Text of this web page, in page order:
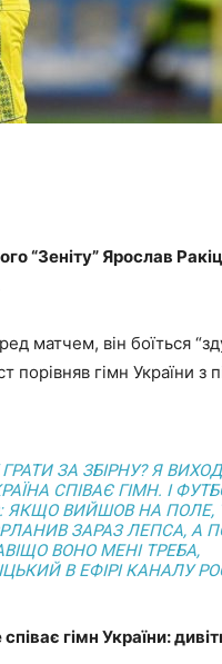
“Зеніту” Ярослав
матчем, він боїться
гімн України з
ЗА ЗБІРНУ? Я
СПІВАЄ ГІМН. І
ВИЙШОВ НА ПОЛЕ,
ЗАРАЗ ЛЕПСА, А
ВОНО МЕНІ ТРЕБА,
В ЕФІРІ КАНАЛУ
гімн України: